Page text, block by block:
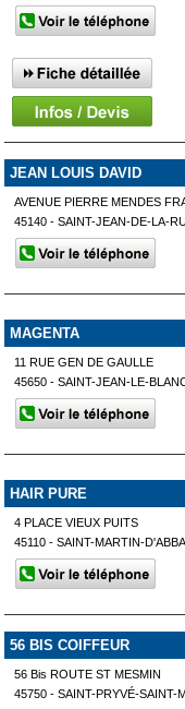
JEAN LOUIS DAVID
AVENUE PIERRE MENDES
45140 - SAINT-JEAN-DE-LA-
MAGENTA
11 RUE GEN DE GAULLE
45650 - SAINT-JEAN-LE-
HAIR PURE
4 PLACE VIEUX PUITS
45110 - SAINT-MARTIN-
56 BIS COIFFEUR
56 Bis ROUTE ST MESMIN
45750 - SAINT-PRYVÉ-SAINT-